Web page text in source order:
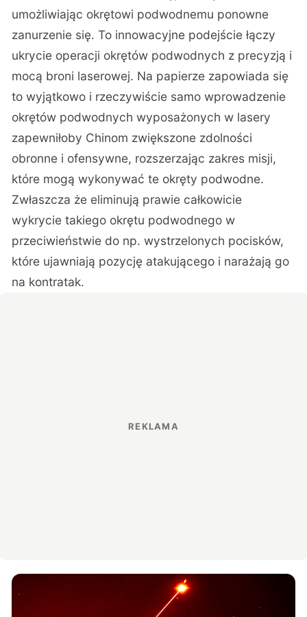
umożliwiając okrętowi podwodnemu ponowne
zanurzenie się. To innowacyjne podejście łączy
ukrycie operacji okrętów podwodnych z precyzją i
mocą broni laserowej. Na papierze zapowiada się
to wyjątkowo i rzeczywiście samo wprowadzenie
okrętów podwodnych wyposażonych w lasery
zapewniłoby Chinom zwiększone zdolności
obronne i ofensywne, rozszerzając zakres misji,
które mogą wykonywać te okręty podwodne.
Zwłaszcza że eliminują prawie całkowicie
wykrycie takiego okrętu podwodnego w
przeciwieństwie do np. wystrzelonych pocisków,
które ujawniają pozycję atakującego i narażają go
na kontratak.